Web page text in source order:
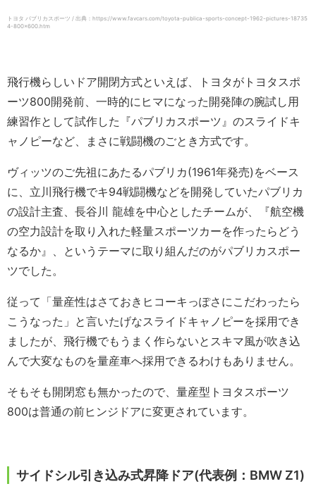
トヨタ パブリカスポーツ / 出典：https://www.favcars.com/toyota-publica-sports-concept-1962-pictures-18735
4-800×600.htm
飛行機らしいドア開閉方式といえば、トヨタがトヨタスポ
ーツ800開発前、一時的にヒマになった開発陣の腕試し用
練習作として試作した『パブリカスポーツ』のスライドキ
ャノピーなど、まさに戦闘機のごとき方式です。
ヴィッツのご先祖にあたるパブリカ(1961年発売)をベース
に、立川飛行機でキ94戦闘機などを開発していたパブリカ
の設計主査、長谷川 龍雄を中心としたチームが、『航空機
の空力設計を取り入れた軽量スポーツカーを作ったらどう
なるか』、というテーマに取り組んだのがパブリカスポー
ツでした。
従って「量産性はさておきヒコーキっぽさにこだわったら
こうなった」と言いたげなスライドキャノピーを採用でき
ましたが、飛行機でもうまく作らないとスキマ風が吹き込
んで大変なものを量産車へ採用できるわけもありません。
そもそも開閉窓も無かったので、量産型トヨタスポーツ
800は普通の前ヒンジドアに変更されています。
サイドシル引き込み式昇降ドア(代表例：BMW Z1)